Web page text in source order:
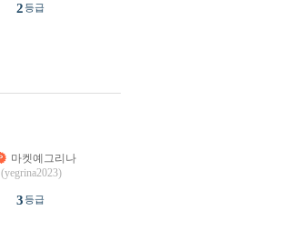
2등급
마켓예그리나
(yegrina2023)
3등급